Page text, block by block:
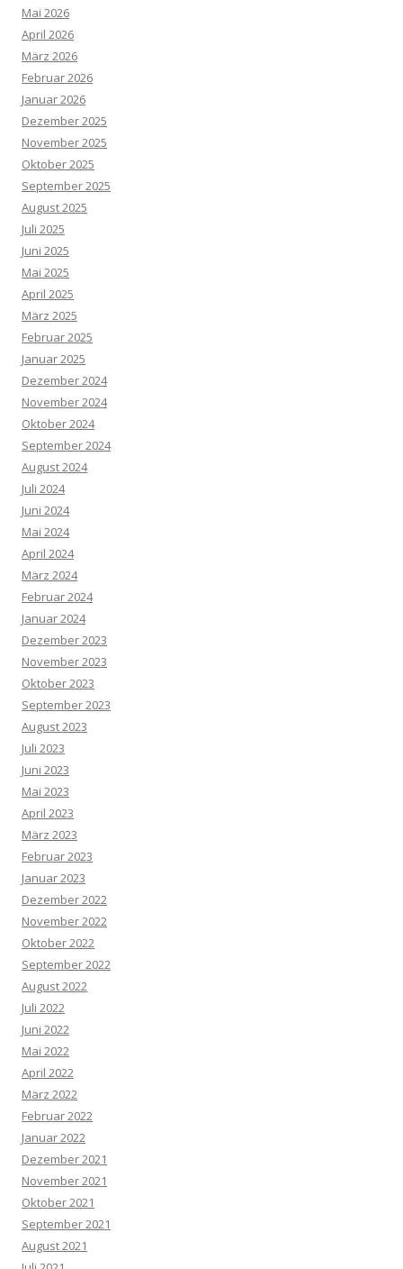
Mai 2026
April 2026
März 2026
Februar 2026
Januar 2026
Dezember 2025
November 2025
Oktober 2025
September 2025
August 2025
Juli 2025
Juni 2025
Mai 2025
April 2025
März 2025
Februar 2025
Januar 2025
Dezember 2024
November 2024
Oktober 2024
September 2024
August 2024
Juli 2024
Juni 2024
Mai 2024
April 2024
März 2024
Februar 2024
Januar 2024
Dezember 2023
November 2023
Oktober 2023
September 2023
August 2023
Juli 2023
Juni 2023
Mai 2023
April 2023
März 2023
Februar 2023
Januar 2023
Dezember 2022
November 2022
Oktober 2022
September 2022
August 2022
Juli 2022
Juni 2022
Mai 2022
April 2022
März 2022
Februar 2022
Januar 2022
Dezember 2021
November 2021
Oktober 2021
September 2021
August 2021